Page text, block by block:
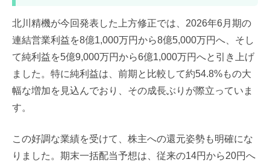
北川精機が今回発表した上方修正では、2026年6月期の
連結営業利益を8億1,000万円から8億5,000万円へ、そし
て純利益を5億9,000万円から6億1,000万円へと引き上げ
ました。特に純利益は、前期と比較して約54.8%もの大
幅な増加を見込んでおり、その成長ぶりが際立っていま
す。
この好調な業績を受けて、株主への還元姿勢も明確にな
りました。期末一括配当予想は、従来の14円から20円へ